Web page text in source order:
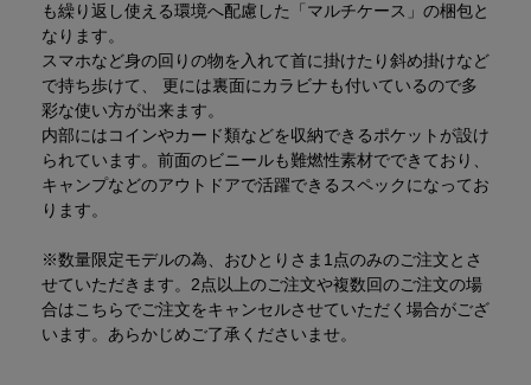
も繰り返し使える環境へ配慮した「マルチケース」の梱包と
なります。
スマホなど身の回りの物を入れて首に掛けたり斜め掛けなど
で持ち歩けて、 更には裏面にカラビナも付いているので多
彩な使い方が出来ます。
内部にはコインやカード類などを収納できるポケットが設け
られています。前面のビニールも難燃性素材でできており、
キャンプなどのアウトドアで活躍できるスペックになってお
ります。
※数量限定モデルの為、おひとりさま1点のみのご注文とさ
せていただきます。2点以上のご注文や複数回のご注文の場
合はこちらでご注文をキャンセルさせていただく場合がござ
います。あらかじめご了承くださいませ。